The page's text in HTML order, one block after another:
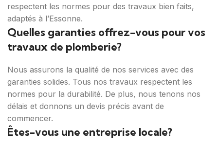
respectent les normes pour des travaux bien faits,
adaptés à l’Essonne.
Quelles garanties offrez-vous pour vos
travaux de plomberie?
Nous assurons la qualité de nos services avec des
garanties solides. Tous nos travaux respectent les
normes pour la durabilité. De plus, nous tenons nos
délais et donnons un devis précis avant de
commencer.
Êtes-vous une entreprise locale?